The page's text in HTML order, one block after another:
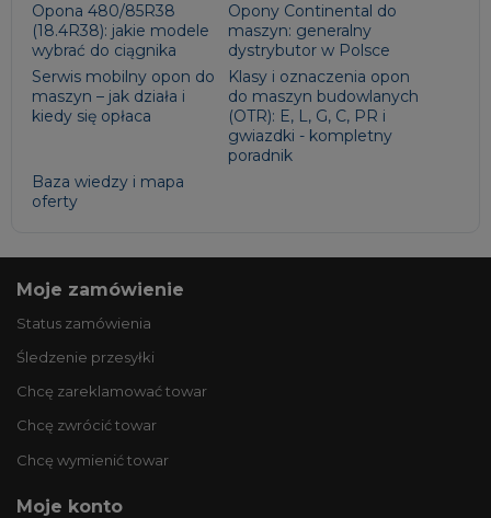
Opona 480/85R38
(18.4R38): jakie modele
wybrać do ciągnika
Opony Continental do
maszyn: generalny
dystrybutor w Polsce
Serwis mobilny opon do
maszyn – jak działa i
kiedy się opłaca
Klasy i oznaczenia opon
do maszyn budowlanych
(OTR): E, L, G, C, PR i
gwiazdki - kompletny
poradnik
Baza wiedzy i mapa
oferty
Moje zamówienie
Status zamówienia
Śledzenie przesyłki
Chcę zareklamować towar
Chcę zwrócić towar
Chcę wymienić towar
Moje konto